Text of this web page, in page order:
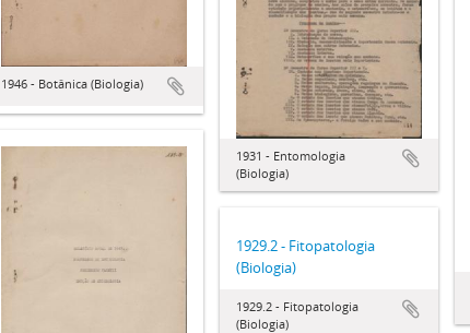
1946 - Botânica (Biologia)
1931 - Entomologia
(Biologia)
1929.2 - Fitopatologia
(Biologia)
1929.2 - Fitopatologia
(Biologia)